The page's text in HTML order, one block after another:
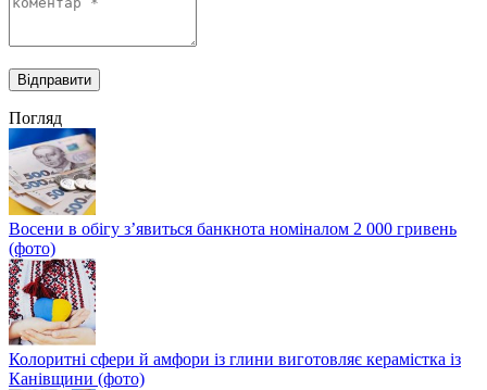
Погляд
Восени в обігу з’явиться банкнота номіналом 2 000 гривень
(фото)
Колоритні сфери й амфори із глини виготовляє керамістка із
Канівщини (фото)